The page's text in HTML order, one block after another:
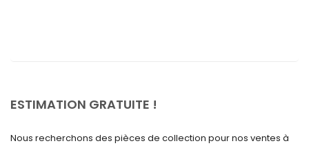
avril 2025
ESTIMATION GRATUITE !
Nous recherchons des pièces de collection pour nos ventes à